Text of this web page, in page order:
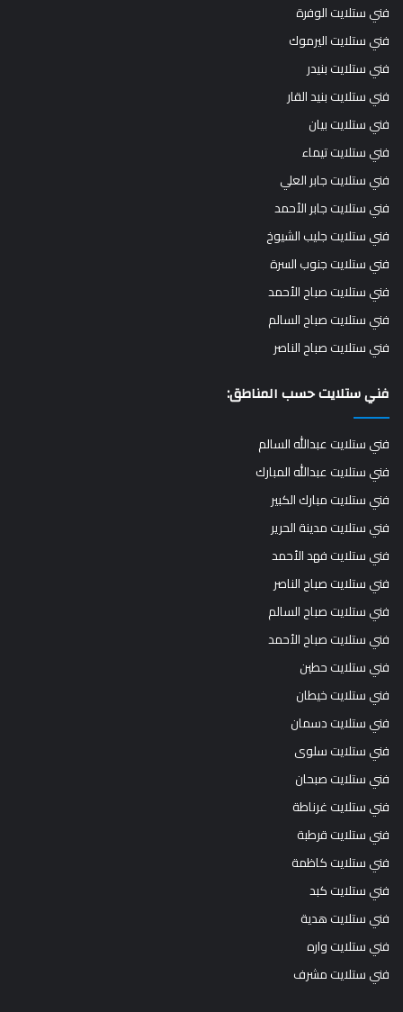
فني ستلايت الوفرة
فني ستلايت اليرموك
فني ستلايت بنيدر
فني ستلايت بنيد القار
فني ستلايت بيان
فني ستلايت تيماء
فني ستلايت جابر العلي
فني ستلايت جابر الأحمد
فني ستلايت جليب الشيوخ
فني ستلايت جنوب السرة
فني ستلايت صباح الأحمد
فني ستلايت صباح السالم
فني ستلايت صباح الناصر
فني ستلايت حسب المناطق:
فني ستلايت عبدالله السالم
فني ستلايت عبدالله المبارك
فني ستلايت مبارك الكبير
فني ستلايت مدينة الحرير
فني ستلايت فهد الأحمد
فني ستلايت صباح الناصر
فني ستلايت صباح السالم
فني ستلايت صباح الأحمد
فني ستلايت حطين
فني ستلايت خيطان
فني ستلايت دسمان
فني ستلايت سلوى
فني ستلايت صبحان
فني ستلايت غرناطة
فني ستلايت قرطبة
فني ستلايت كاظمة
فني ستلايت كبد
فني ستلايت هدية
فني ستلايت واره
فني ستلايت مشرف